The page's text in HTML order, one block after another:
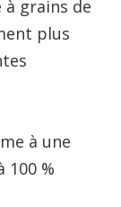
grains de
plus
à une
100 %